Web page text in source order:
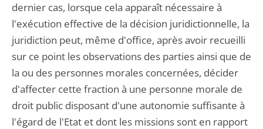
dernier cas, lorsque cela apparaît nécessaire à
l'exécution effective de la décision juridictionnelle, la
juridiction peut, même d'office, après avoir recueilli
sur ce point les observations des parties ainsi que de
la ou des personnes morales concernées, décider
d'affecter cette fraction à une personne morale de
droit public disposant d'une autonomie suffisante à
l'égard de l'Etat et dont les missions sont en rapport